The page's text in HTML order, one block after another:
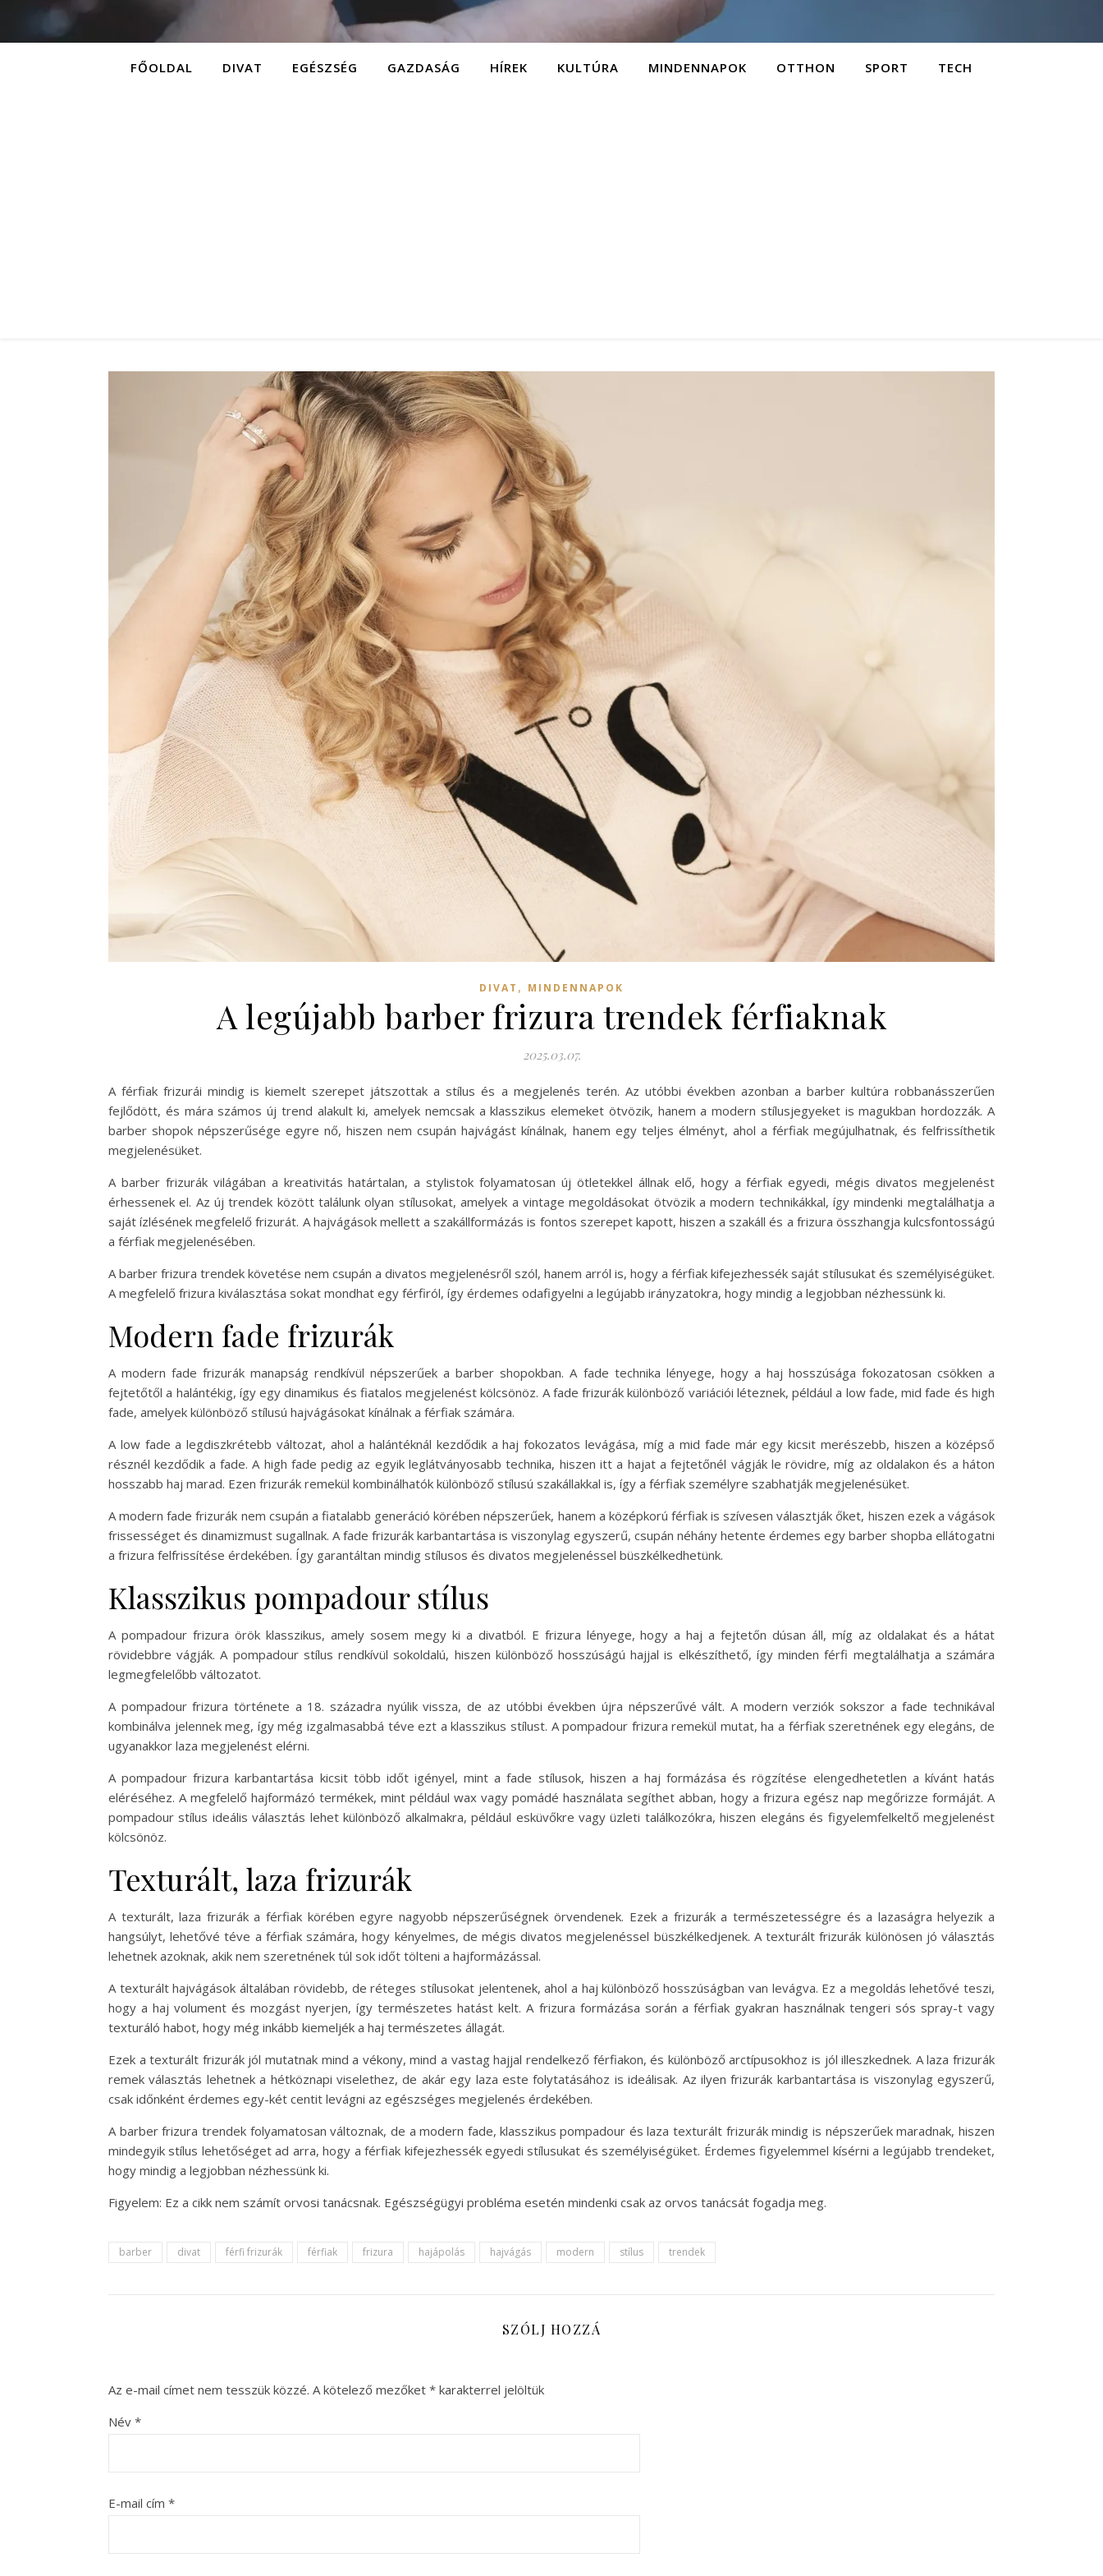
FŐOLDAL DIVAT EGÉSZSÉG GAZDASÁG HÍREK KULTÚRA MINDENNAPOK OTTHON SPORT TECH
DIVAT , MINDENNAPOK
A legújabb barber frizura trendek férfiaknak
2025.03.07.
A férfiak frizurái mindig is kiemelt szerepet játszottak a stílus és a megjelenés terén. Az utóbbi években azonban a barber kultúra robbanásszerűen
fejlődött, és mára számos új trend alakult ki, amelyek nemcsak a klasszikus elemeket ötvözik, hanem a modern stílusjegyeket is magukban hordozzák. A
barber shopok népszerűsége egyre nő, hiszen nem csupán hajvágást kínálnak, hanem egy teljes élményt, ahol a férfiak megújulhatnak, és felfrissíthetik
megjelenésüket.
A barber frizurák világában a kreativitás határtalan, a stylistok folyamatosan új ötletekkel állnak elő, hogy a férfiak egyedi, mégis divatos megjelenést
érhessenek el. Az új trendek között találunk olyan stílusokat, amelyek a vintage megoldásokat ötvözik a modern technikákkal, így mindenki megtalálhatja a
saját ízlésének megfelelő frizurát. A hajvágások mellett a szakállformázás is fontos szerepet kapott, hiszen a szakáll és a frizura összhangja kulcsfontosságú
a férfiak megjelenésében.
A barber frizura trendek követése nem csupán a divatos megjelenésről szól, hanem arról is, hogy a férfiak kifejezhessék saját stílusukat és személyiségüket.
A megfelelő frizura kiválasztása sokat mondhat egy férfiról, így érdemes odafigyelni a legújabb irányzatokra, hogy mindig a legjobban nézhessünk ki.
Modern fade frizurák
A modern fade frizurák manapság rendkívül népszerűek a barber shopokban. A fade technika lényege, hogy a haj hosszúsága fokozatosan csökken a
fejtetőtől a halántékig, így egy dinamikus és fiatalos megjelenést kölcsönöz. A fade frizurák különböző variációi léteznek, például a low fade, mid fade és high
fade, amelyek különböző stílusú hajvágásokat kínálnak a férfiak számára.
A low fade a legdiszkrétebb változat, ahol a halántéknál kezdődik a haj fokozatos levágása, míg a mid fade már egy kicsit merészebb, hiszen a középső
résznél kezdődik a fade. A high fade pedig az egyik leglátványosabb technika, hiszen itt a hajat a fejtetőnél vágják le rövidre, míg az oldalakon és a háton
hosszabb haj marad. Ezen frizurák remekül kombinálhatók különböző stílusú szakállakkal is, így a férfiak személyre szabhatják megjelenésüket.
A modern fade frizurák nem csupán a fiatalabb generáció körében népszerűek, hanem a középkorú férfiak is szívesen választják őket, hiszen ezek a vágások
frissességet és dinamizmust sugallnak. A fade frizurák karbantartása is viszonylag egyszerű, csupán néhány hetente érdemes egy barber shopba ellátogatni
a frizura felfrissítése érdekében. Így garantáltan mindig stílusos és divatos megjelenéssel büszkélkedhetünk.
Klasszikus pompadour stílus
A pompadour frizura örök klasszikus, amely sosem megy ki a divatból. E frizura lényege, hogy a haj a fejtetőn dúsan áll, míg az oldalakat és a hátat
rövidebbre vágják. A pompadour stílus rendkívül sokoldalú, hiszen különböző hosszúságú hajjal is elkészíthető, így minden férfi megtalálhatja a számára
legmegfelelőbb változatot.
A pompadour frizura története a 18. századra nyúlik vissza, de az utóbbi években újra népszerűvé vált. A modern verziók sokszor a fade technikával
kombinálva jelennek meg, így még izgalmasabbá téve ezt a klasszikus stílust. A pompadour frizura remekül mutat, ha a férfiak szeretnének egy elegáns, de
ugyanakkor laza megjelenést elérni.
A pompadour frizura karbantartása kicsit több időt igényel, mint a fade stílusok, hiszen a haj formázása és rögzítése elengedhetetlen a kívánt hatás
eléréséhez. A megfelelő hajformázó termékek, mint például wax vagy pomádé használata segíthet abban, hogy a frizura egész nap megőrizze formáját. A
pompadour stílus ideális választás lehet különböző alkalmakra, például esküvőkre vagy üzleti találkozókra, hiszen elegáns és figyelemfelkeltő megjelenést
kölcsönöz.
Texturált, laza frizurák
A texturált, laza frizurák a férfiak körében egyre nagyobb népszerűségnek örvendenek. Ezek a frizurák a természetességre és a lazaságra helyezik a
hangsúlyt, lehetővé téve a férfiak számára, hogy kényelmes, de mégis divatos megjelenéssel büszkélkedjenek. A texturált frizurák különösen jó választás
lehetnek azoknak, akik nem szeretnének túl sok időt tölteni a hajformázással.
A texturált hajvágások általában rövidebb, de réteges stílusokat jelentenek, ahol a haj különböző hosszúságban van levágva. Ez a megoldás lehetővé teszi,
hogy a haj volument és mozgást nyerjen, így természetes hatást kelt. A frizura formázása során a férfiak gyakran használnak tengeri sós spray-t vagy
texturáló habot, hogy még inkább kiemeljék a haj természetes állagát.
Ezek a texturált frizurák jól mutatnak mind a vékony, mind a vastag hajjal rendelkező férfiakon, és különböző arctípusokhoz is jól illeszkednek. A laza frizurák
remek választás lehetnek a hétköznapi viselethez, de akár egy laza este folytatásához is ideálisak. Az ilyen frizurák karbantartása is viszonylag egyszerű,
csak időnként érdemes egy-két centit levágni az egészséges megjelenés érdekében.
A barber frizura trendek folyamatosan változnak, de a modern fade, klasszikus pompadour és laza texturált frizurák mindig is népszerűek maradnak, hiszen
mindegyik stílus lehetőséget ad arra, hogy a férfiak kifejezhessék egyedi stílusukat és személyiségüket. Érdemes figyelemmel kísérni a legújabb trendeket,
hogy mindig a legjobban nézhessünk ki.
Figyelem: Ez a cikk nem számít orvosi tanácsnak. Egészségügyi probléma esetén mindenki csak az orvos tanácsát fogadja meg.
barber divat férfi frizurák férfiak frizura hajápolás hajvágás modern stílus trendek
SZÓLJ HOZZÁ
Az e-mail címet nem tesszük közzé. A kötelező mezőket * karakterrel jelöltük
Név *
E-mail cím *